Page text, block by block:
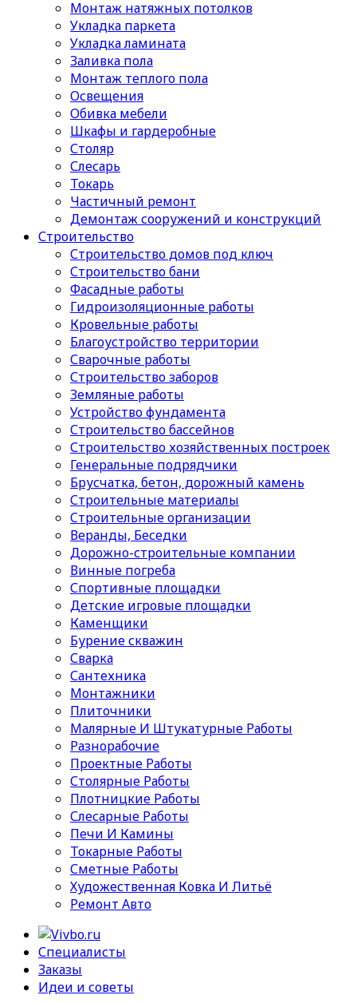
Монтаж натяжных потолков
Укладка паркета
Укладка ламината
Заливка пола
Монтаж теплого пола
Освещения
Обивка мебели
Шкафы и гардеробные
Столяр
Слесарь
Токарь
Частичный ремонт
Демонтаж сооружений и конструкций
Строительство
Строительство домов под ключ
Строительство бани
Фасадные работы
Гидроизоляционные работы
Кровельные работы
Благоустройство территории
Сварочные работы
Строительство заборов
Земляные работы
Устройство фундамента
Строительство бассейнов
Строительство хозяйственных построек
Генеральные подрядчики
Брусчатка, бетон, дорожный камень
Строительные материалы
Cтроительные организации
Веранды, Беседки
Дорожно-строительные компании
Винные погреба
Спортивные площадки
Детские игровые площадки
Каменщики
Бурение скважин
Сварка
Сантехника
Монтажники
Плиточники
Малярные И Штукатурные Работы
Разнорабочие
Проектные Работы
Столярные Работы
Плотницкие Работы
Слесарные Работы
Печи И Камины
Токарные Работы
Сметные Работы
Художественная Ковка И Литьё
Ремонт Авто
Специалисты
Заказы
Идеи и советы